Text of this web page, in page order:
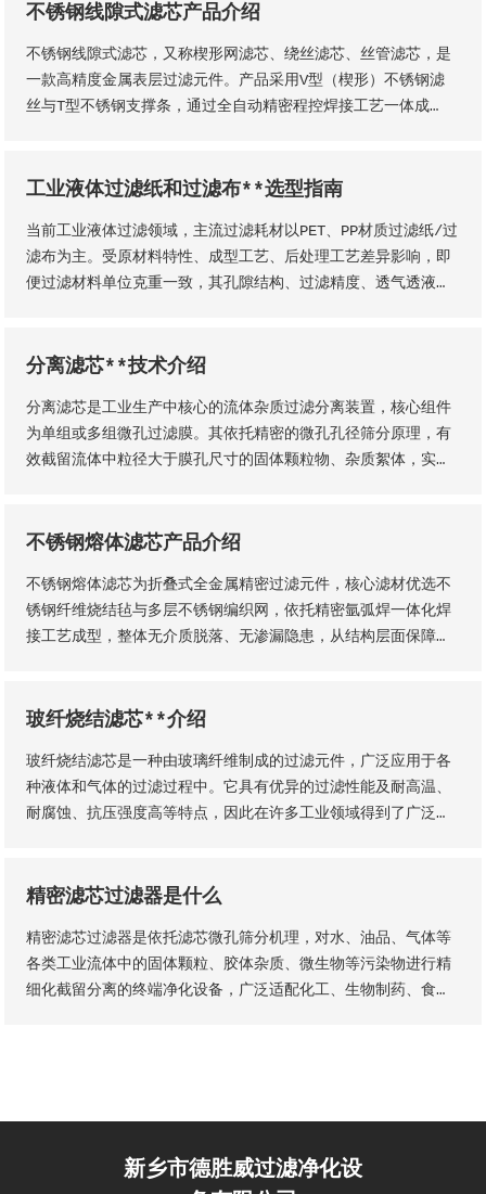
不锈钢线隙式滤芯产品介绍
不锈钢线隙式滤芯，又称楔形网滤芯、绕丝滤芯​、丝管滤芯，是
一款高精度金属表层过滤元件。产品采用V型（楔形）不锈钢滤
丝与T型不锈钢支撑条，通过全自动精密程控焊接工艺一体成
异型滤芯等多种结构，且支持滤缝规格、丝径尺寸等核心参数个
润、过滤精度稳定、机械强度高、经久耐用等核心品质优势。
工业液体过滤纸和过滤布**选型指南
当前工业液体过滤领域，主流过滤耗材以PET、PP材质过滤纸/过
滤布为主。受原材料特性、成型工艺、后处理工艺差异影响，即
便过滤材料单位克重一致，其孔隙结构、过滤精度、透气透液性
况，依托**技术维度精准选型，具体选型标准与实施方法如下
分离滤芯**技术介绍
分离滤芯是工业生产中核心的流体杂质过滤分离装置，核心组件
为单组或多组微孔过滤膜。其依托精密的微孔孔径筛分原理，有
效截留流体中粒径大于膜孔尺寸的固体颗粒物、杂质絮体，实现
工、石油、钢铁、矿山等各类工业场景，为工业化稳定生产、产
不锈钢熔体滤芯产品介绍
不锈钢熔体滤芯为折叠式全金属精密过滤元件，核心滤材优选不
锈钢纤维烧结毡与多层不锈钢编织网，依托精密氩弧焊一体化焊
接工艺成型，整体无介质脱落、无渗漏隐患，从结构层面保障了
玻纤烧结滤芯**介绍
玻纤烧结滤芯是一种由玻璃纤维制成的过滤元件，广泛应用于各
种液体和气体的过滤过程中。它具有优异的过滤性能及耐高温、
耐腐蚀、抗压强度高等特点，因此在许多工业领域得到了广泛的
精密滤芯过滤器是什么
精密滤芯过滤器是依托滤芯微孔筛分机理，对水、油品、气体等
各类工业流体中的固体颗粒、胶体杂质、微生物等污染物进行精
细化截留分离的终端净化设备，广泛适配化工、生物制药、食品
新乡市德胜威过滤净化设